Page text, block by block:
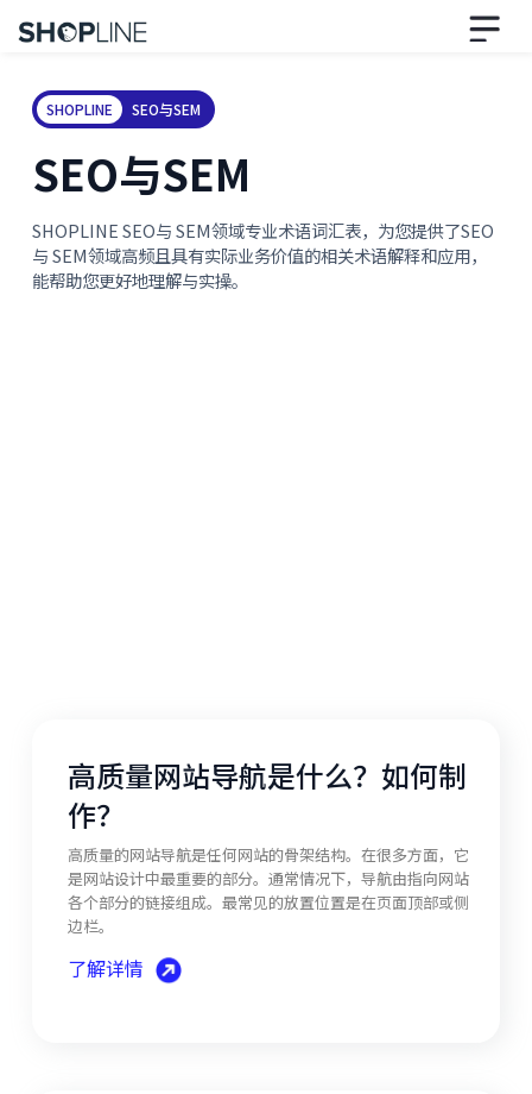
SHOPLINE SEO与SEM
SEO与SEM
SHOPLINE SEO与 SEM领域专业术语词汇表，为您提供了SEO
与 SEM领域高频且具有实际业务价值的相关术语解释和应用，
能帮助您更好地理解与实操。
高质量网站导航是什么？如何制
作？
高质量的网站导航是任何网站的骨架结构。在很多方面，它
是网站设计中最重要的部分。通常情况下，导航由指向网站
各个部分的链接组成。最常见的放置位置是在页面顶部或侧
边栏。
了解详情